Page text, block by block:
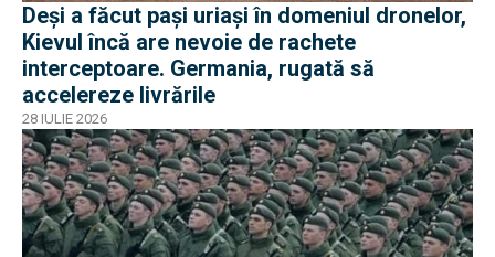
Deși a făcut pași uriași în domeniul dronelor,
Kievul încă are nevoie de rachete
interceptoare. Germania, rugată să
accelereze livrările
28 IULIE 2026